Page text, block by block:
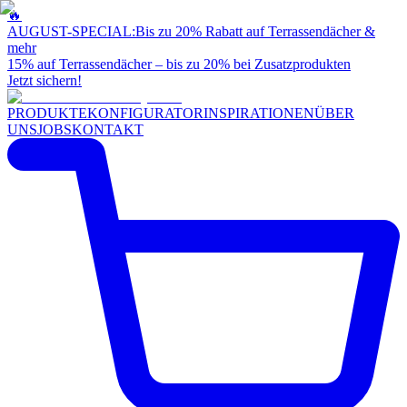
🔥
AUGUST-SPECIAL:Bis zu 20% Rabatt auf Terrassendächer &
mehr
15% auf Terrassendächer – bis zu 20% bei Zusatzprodukten
Jetzt sichern!
PRODUKTEKONFIGURATORINSPIRATIONENÜBER
UNSJOBSKONTAKT